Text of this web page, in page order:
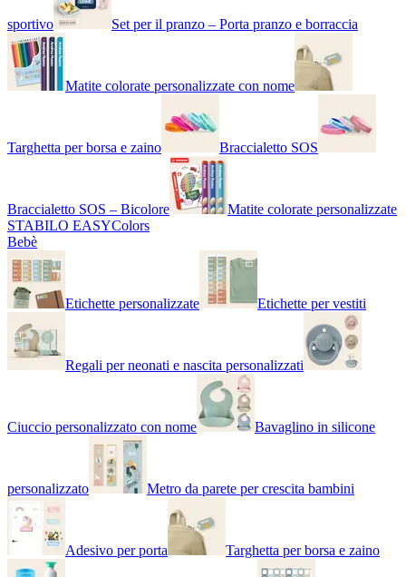
sportivo Set per il pranzo – Porta pranzo e borraccia
Matite colorate personalizzate con nome
Targhetta per borsa e zaino Braccialetto SOS
Braccialetto SOS – Bicolore
Matite colorate personalizzate
STABILO EASYColors
Bebè
Etichette personalizzate Etichette per vestiti
Regali per neonati e nascita personalizzati
Ciuccio personalizzato con nome Bavaglino in silicone
personalizzato Metro da parete per crescita bambini
Adesivo per porta Targhetta per borsa e zaino